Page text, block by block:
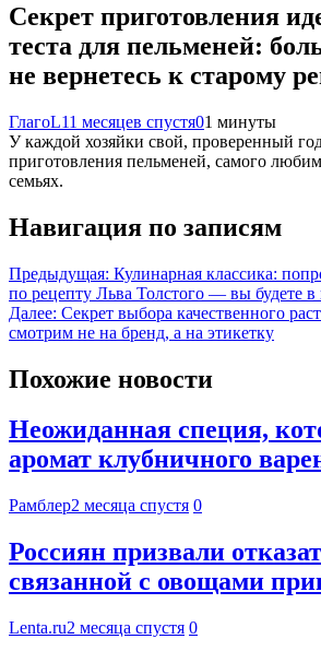
Секрет приготовления
теста для пельменей:
не вернетесь к старому
ГлагоL11 месяцев спустя01 минуты
У каждой хозяйки свой, проверенный
приготовления пельменей, самого
семьях.
Навигация по записям
Предыдущая: Кулинарная классика:
по рецепту Льва Толстого — вы будете в
Далее: Секрет выбора качественного
смотрим не на бренд, а на этикетку
Похожие новости
Неожиданная специя,
аромат клубничного
Рамблер2 месяца спустя 0
Россиян призвали
связанной с овощами
Lenta.ru2 месяца спустя 0